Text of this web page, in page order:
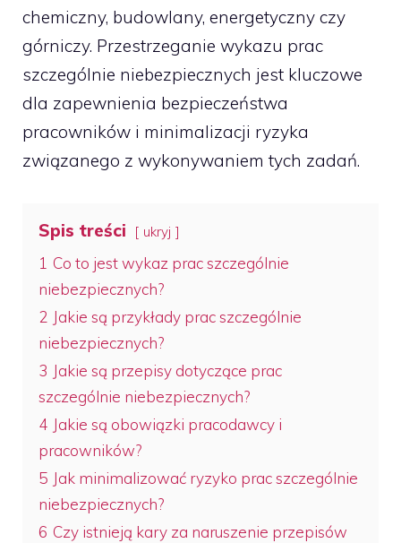
chemiczny, budowlany, energetyczny czy
górniczy. Przestrzeganie wykazu prac
szczególnie niebezpiecznych jest kluczowe
dla zapewnienia bezpieczeństwa
pracowników i minimalizacji ryzyka
związanego z wykonywaniem tych zadań.
Spis treści ukryj
1 Co to jest wykaz prac szczególnie
niebezpiecznych?
2 Jakie są przykłady prac szczególnie
niebezpiecznych?
3 Jakie są przepisy dotyczące prac
szczególnie niebezpiecznych?
4 Jakie są obowiązki pracodawcy i
pracowników?
5 Jak minimalizować ryzyko prac szczególnie
niebezpiecznych?
6 Czy istnieją kary za naruszenie przepisów